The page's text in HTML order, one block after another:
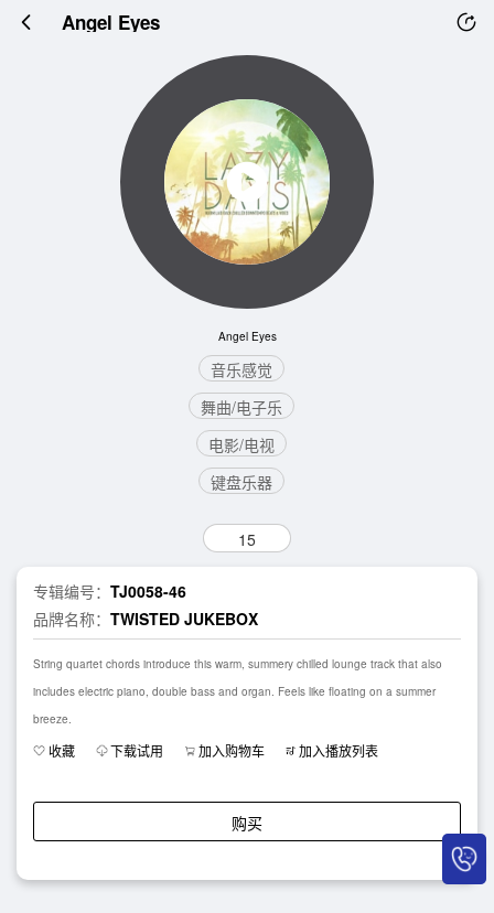
Angel Eyes
Angel Eyes
音乐感觉
舞曲/电子乐
电影/电视
键盘乐器
15
专辑编号： TJ0058-46
品牌名称： TWISTED JUKEBOX
String quartet chords introduce this warm, summery chilled lounge track that also
includes electric piano, double bass and organ. Feels like floating on a summer
breeze.
收藏 下载试用 加入购物车 加入播放列表
购买